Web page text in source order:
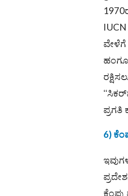
ಪ್ರಗತಿ
6)